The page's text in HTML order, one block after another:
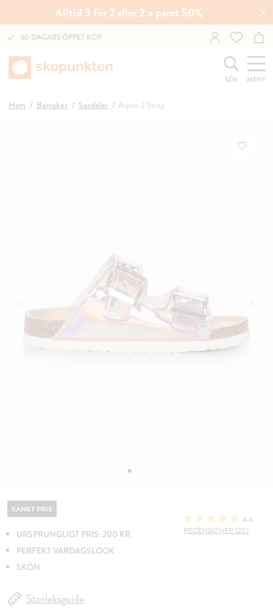
Alltid 3 för 2 eller 2:a paret 50%
60 DAGARS ÖPPET KÖP
SÖK MENY
Hem Barnskor Sandaler Aspen 2 Strap
SÄNKT PRIS
URSPRUNGLIGT PRIS: 200 KR
PERFEKT VARDAGSLOOK
SKÖN
4.6
RECENSIONER (20)
Storleksguide